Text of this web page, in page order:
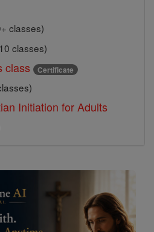
classes)
classes)
class Certificate
Initiation for Adults